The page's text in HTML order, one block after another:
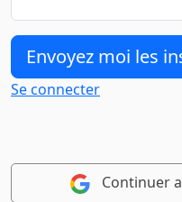
Se connecter
Continuer